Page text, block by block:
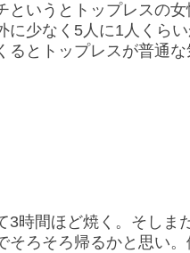
というとトップレスの
に少なく5人に1人くら
るとトップレスが普通
3時間ほど焼く。そしま
そろそろ帰るかと思い